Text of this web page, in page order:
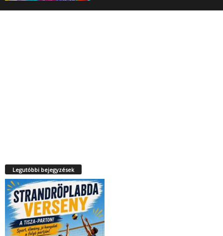
Legutóbbi bejegyzések